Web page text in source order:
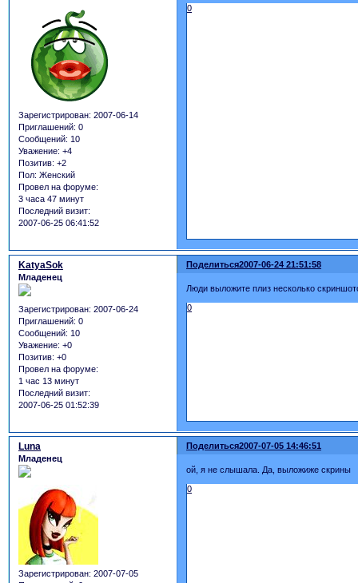
Зарегистрирован: 2007-06-14
Приглашений: 0
Сообщений: 10
Уважение: +4
Позитив: +2
Пол: Женский
Провел на форуме:
3 часа 47 минут
Последний визит:
2007-06-25 06:41:52
0
Поделиться2007-06-24 21:51:58
KatyaSok
Младенец
Зарегистрирован: 2007-06-24
Приглашений: 0
Сообщений: 10
Уважение: +0
Позитив: +0
Провел на форуме:
1 час 13 минут
Последний визит:
2007-06-25 01:52:39
Люди выложите плиз несколько
0
Поделиться2007-07-05 14:46:51
Luna
Младенец
Зарегистрирован: 2007-07-05
ой, я не слышала. Да, выложиже скрины
0